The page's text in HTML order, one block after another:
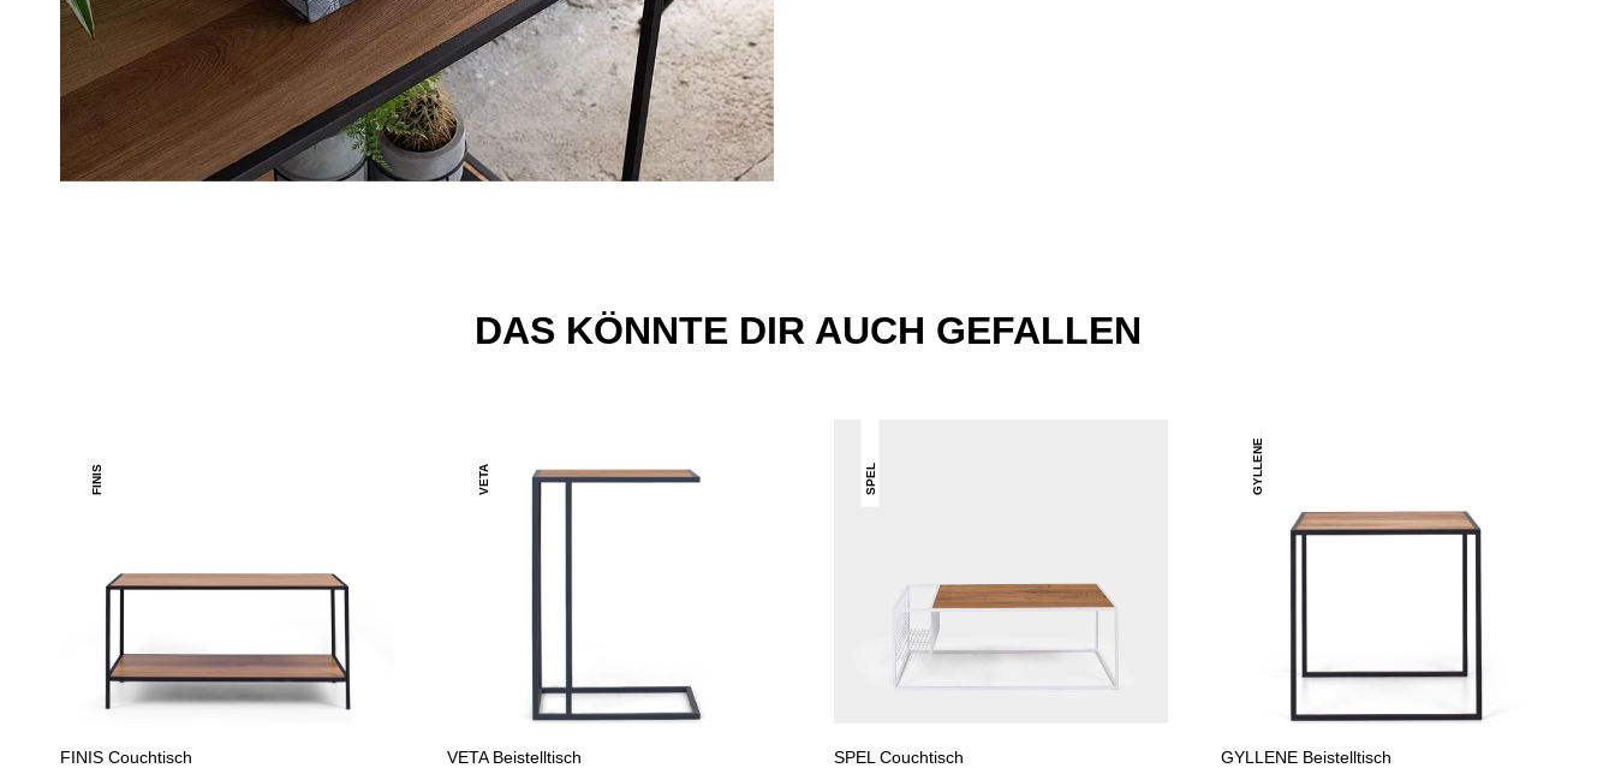
DAS KÖNNTE DIR AUCH GEFALLEN
FINIS
FINIS Couchtisch
VETA
VETA Beistelltisch
SPEL
SPEL Couchtisch
GYLLENE
GYLLENE Beistelltisch